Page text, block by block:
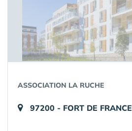
ASSOCIATION LA RUCHE
97200 - FORT DE FRANCE